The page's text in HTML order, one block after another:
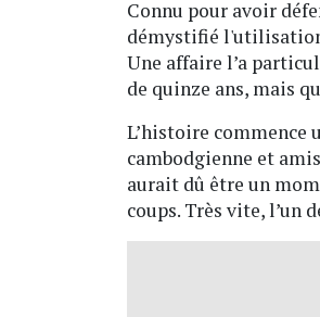
Connu pour avoir
démystifié l'utilisation
Une affaire l’a
de quinze ans, mais
L’histoire
cambodgienne et
aurait dû être un
coups. Très vite, l’un